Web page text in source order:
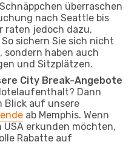
überraschen
nach Seattle bis
raten jedoch dazu,
sichern Sie sich nicht
sondern haben auch
und Sitzplätzen.
City Break-Angebote
Dann
Blick auf unsere
ab Memphis. Wenn
USA erkunden möchten,
Rabatte auf